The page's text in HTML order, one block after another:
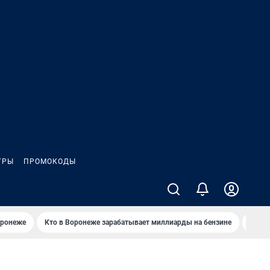
ПРОМОКОДЫ
Кто в Воронеже зарабатывает миллиарды на бензине